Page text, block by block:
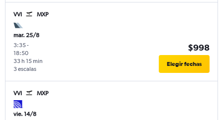
VVI MXP
mar. 25/8
3:35-
18:50
3 escalas
33 h 15 min
$998
Elegir fechas
VVI MXP
vie. 14/8